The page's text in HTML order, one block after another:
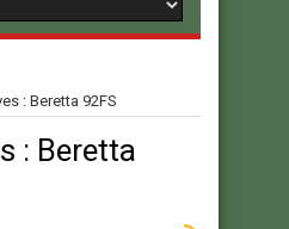
: Beretta 92FS
: Beretta